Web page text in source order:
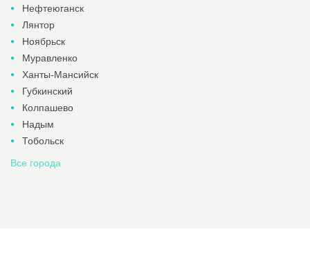
Нефтеюганск
Лянтор
Ноябрьск
Муравленко
Ханты-Мансийск
Губкинский
Колпашево
Надым
Тобольск
Все города